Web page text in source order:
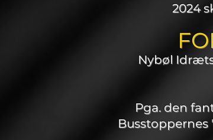
2024
Nybøl
Pga. den
Busstoppernes